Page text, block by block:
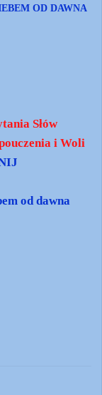
OD DAWNA
Słów
i Woli
od dawna